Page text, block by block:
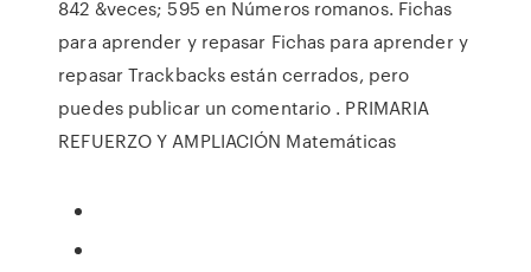
842 &veces; 595 en Números romanos. Fichas
para aprender y repasar Fichas para aprender y
repasar Trackbacks están cerrados, pero
puedes publicar un comentario . PRIMARIA
REFUERZO Y AMPLIACIÓN Matemáticas